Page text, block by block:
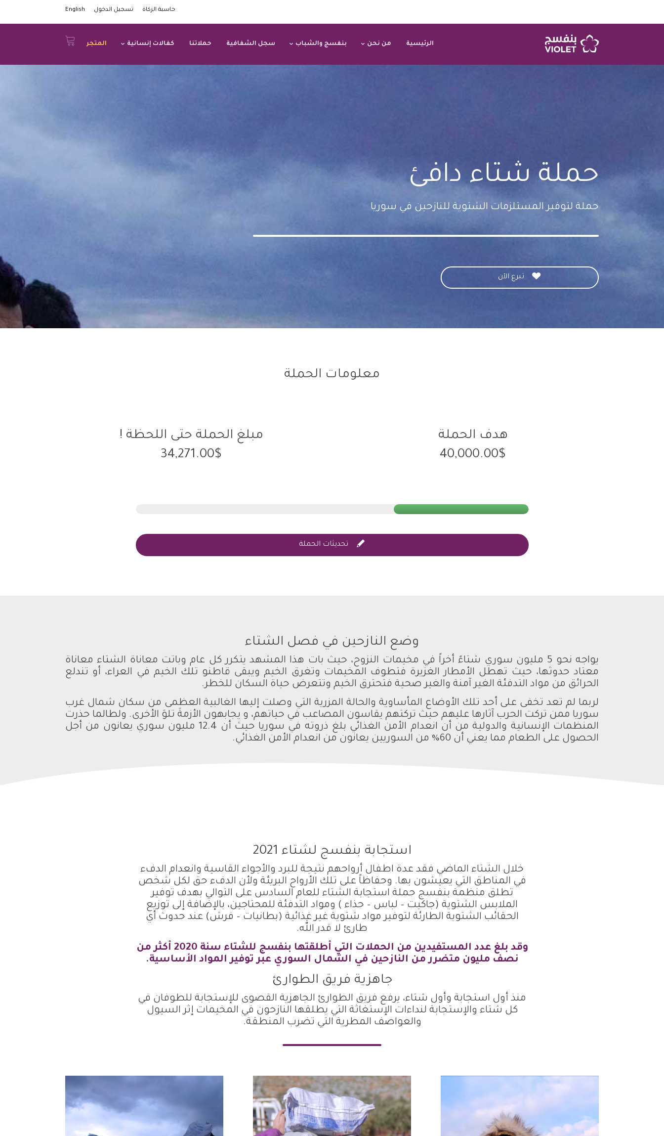
حاسبة الزكاة تسجيل الدخول English
الرئيسية من نحن بنفسج والشباب سجل الشفافية حملاتنا كفالات إنسانية المتجر
حملة شتاء دافئ
حملة لتوفير المستلزمات الشتوية للنازحين في سوريا
 تبرع الآن
معلومات الحملة
هدف الحملة
40,000.00$
مبلغ الحملة حتى اللحظة !
34,271.00$
 تحديثات الحملة
وضع النازحين في فصل الشتاء
يواجه نحو 5 مليون سوري شتاءً أخراً في مخيمات النزوح، حيث بات هذا المشهد يتكرر كل عام وباتت معاناة الشتاء معاناة
معتاد حدوثها، حيث تهطل الأمطار الغزيرة فتطوف المخيمات وتغرق الخيم ويبقى قاطنو تلك الخيم في العراء، أو تندلع
الحرائق من مواد التدفئة الغير آمنة والغير صحية فتحترق الخيم وتتعرض حياة السكان للخطر.
لربما لم تعد تخفى على أحد تلك الأوضاع المأساوية والحالة المزرية التي وصلت إليها الغالبية العظمى من سكان شمال غرب
سوريا ممن تركت الحرب آثارها عليهم حيث تركتهم يقاسون المصاعب في حياتهم، و يجابهون الأزمةَ تلوَ الأخرى. ولطالما حذرت
المنظمات الإنسانية والدولية من أن انعدام الأمن الغذائي بلغ ذروته في سوريا حيث أن 12.4 مليون سوري يعانون من أجل
الحصول على الطعام مما يعني أن 60% من السوريين يعانون من انعدام الأمن الغذائي.
استجابة بنفسج لشتاء 2021
خلال الشتاء الماضي فقد عدة اطفال أرواحهم نتيجة للبرد والأجواء القاسية وانعدام الدفء
في المناطق التي يعيشون بها. وحفاظاً على تلك الأرواح البريئة ولأن الدفء حق لكل شخص
تطلق منظمة بنفسج حملة استجابة الشتاء للعام السادس على التوالي بهدف توفير
الملابس الشتوية (جاكيت – لباس – حذاء ) ومواد التدفئة للمحتاجين، بالإضافة إلى توزيع
الحقائب الشتوية الطارئة لتوفير مواد شتوية غير غذائية (بطانيات – فرش) عند حدوث أي
طارئ لا قدر الله.
وقد بلغ عدد المستفيدين من الحملات التي أطلقتها بنفسج للشتاء سنة 2020 أكثر من
نصف مليون متضرر من النازحين في الشمال السوري عبر توفير المواد الأساسية.
جاهزية فريق الطوارئ
منذ أول استجابة وأول شتاء، يرفع فريق الطوارئ الجاهزية القصوى للإستجابة للطوفان في
كل شتاء والإستجابة لنداءات الإستغاثة التي يطلقها النازحون في المخيمات إثر السيول
والعواصف المطرية التي تضرب المنطقة.